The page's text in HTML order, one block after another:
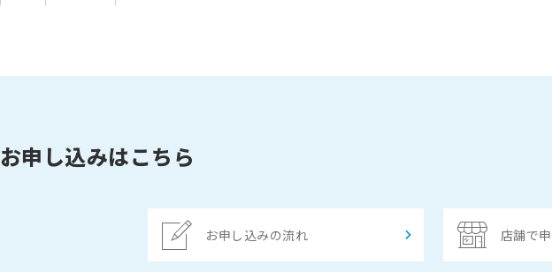
お申し込みはこちら
お申し込みの流れ 店舗で